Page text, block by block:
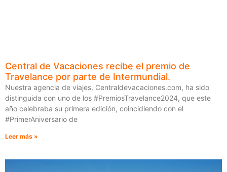
Central de Vacaciones recibe el premio de
Travelance por parte de Intermundial.
Nuestra agencia de viajes, Centraldevacaciones.com, ha sido
distinguida con uno de los #PremiosTravelance2024, que este
año celebraba su primera edición, coincidiendo con el
#PrimerAniversario de
Leer más »